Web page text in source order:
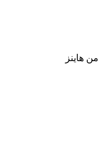
هاينز